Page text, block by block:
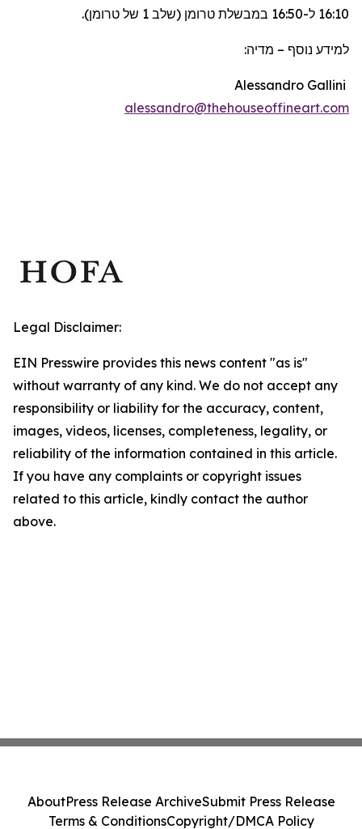
16:10 ל-16:50 במבשלת טרומן (שלב 1 של טרומן).
למידע נוסף – מדיה:
Alessandro Gallini
alessandro@thehouseoffineart.com
Legal Disclaimer:
EIN Presswire provides this news content "as is"
without warranty of any kind. We do not accept any
responsibility or liability for the accuracy, content,
images, videos, licenses, completeness, legality, or
reliability of the information contained in this article.
If you have any complaints or copyright issues
related to this article, kindly contact the author
above.
AboutPress Release ArchiveSubmit Press Release
Terms & ConditionsCopyright/DMCA Policy